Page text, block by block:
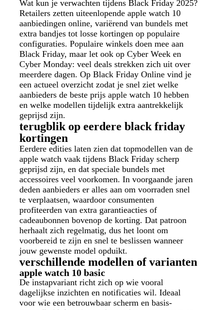
Wat kun je verwachten tijdens Black Friday 2025?
Retailers zetten uiteenlopende apple watch 10
aanbiedingen online, variërend van bundels met
extra bandjes tot losse kortingen op populaire
configuraties. Populaire winkels doen mee aan
Black Friday, maar let ook op Cyber Week en
Cyber Monday: veel deals strekken zich uit over
meerdere dagen. Op Black Friday Online vind je
een actueel overzicht zodat je snel ziet welke
aanbieders de beste prijs apple watch 10 hebben
en welke modellen tijdelijk extra aantrekkelijk
geprijsd zijn.
terugblik op eerdere black friday
kortingen
Eerdere edities laten zien dat topmodellen van de
apple watch vaak tijdens Black Friday scherp
geprijsd zijn, en dat speciale bundels met
accessoires veel voorkomen. In voorgaande jaren
deden aanbieders er alles aan om voorraden snel
te verplaatsen, waardoor consumenten
profiteerden van extra garantieacties of
cadeaubonnen bovenop de korting. Dat patroon
herhaalt zich regelmatig, dus het loont om
voorbereid te zijn en snel te beslissen wanneer
jouw gewenste model opduikt.
verschillende modellen of varianten
apple watch 10 basic
De instapvariant richt zich op wie vooral
dagelijkse inzichten en notificaties wil. Ideaal
voor wie een betrouwbaar scherm en basis-